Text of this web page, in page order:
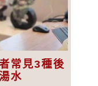
常見3種後
水